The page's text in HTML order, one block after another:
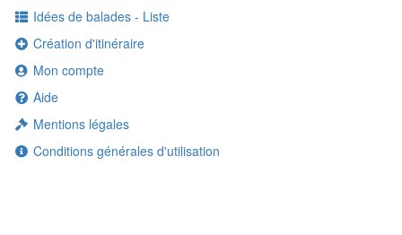
Idées de balades - Liste
Création d'itinéraire
Mon compte
Aide
Mentions légales
Conditions générales d'utilisation